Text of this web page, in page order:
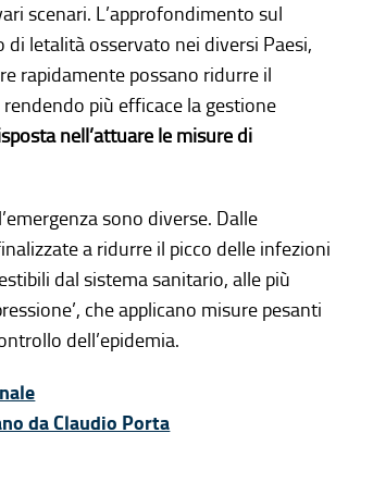
scenari. L’approfondimento sul
letalità osservato nei diversi Paesi,
rapidamente possano ridurre il
più efficace la gestione
nell’attuare le misure di
sono diverse. Dalle
a ridurre il picco delle infezioni
dal sistema sanitario, alle più
che applicano misure pesanti
dell’epidemia.
da Claudio Porta